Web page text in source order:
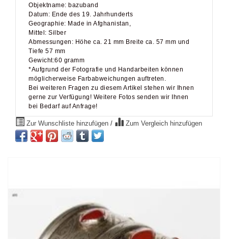
Objektname: bazuband
Datum: Ende des 19. Jahrhunderts
Geographie: Made in Afghanistan,
Mittel: Silber
Abmessungen: Höhe ca. 21 mm Breite ca. 57 mm und
Tiefe 57 mm
Gewicht:60 gramm
*Aufgrund der Fotografie und Handarbeiten können
möglicherweise Farbabweichungen auftreten.
Bei weiteren Fragen zu diesem Artikel stehen wir Ihnen
gerne zur Verfügung! Weitere Fotos senden wir Ihnen
bei Bedarf auf Anfrage!
Zur Wunschliste hinzufügen / Zum Vergleich hinzufügen